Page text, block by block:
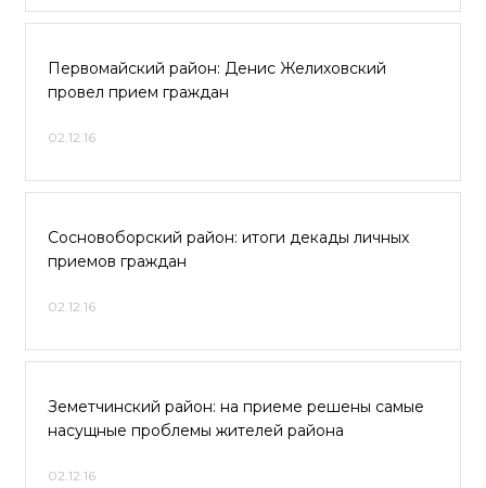
Первомайский район: Денис Желиховский
провел прием граждан
02.12.16
Сосновоборский район: итоги декады личных
приемов граждан
02.12.16
Земетчинский район: на приеме решены самые
насущные проблемы жителей района
02.12.16